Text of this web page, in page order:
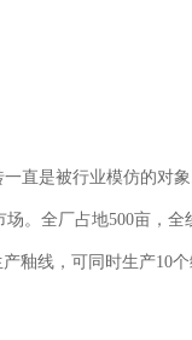
直是被行业模仿的对
。全厂占地500亩，
釉线，可同时生产10个